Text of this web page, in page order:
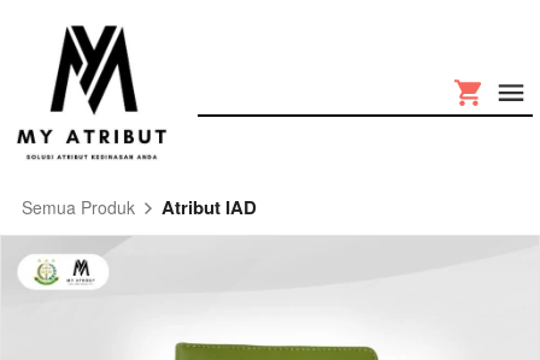
Semua Produk Atribut IAD